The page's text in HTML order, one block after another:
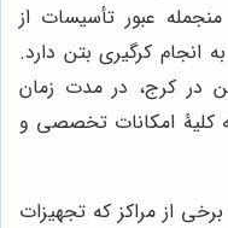
عبور تأسیسات از
انجام کرگیری بتن دارد.
در کرج، در مدت زمان
کلیۀ امکانات تخصصی و
از مراکز که تجهیزات